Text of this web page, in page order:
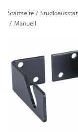
Startseite
Manuell